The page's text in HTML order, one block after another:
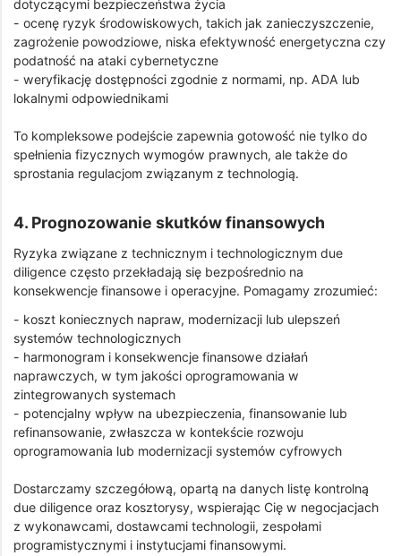
dotyczącymi bezpieczeństwa życia
- ocenę ryzyk środowiskowych, takich jak zanieczyszczenie,
zagrożenie powodziowe, niska efektywność energetyczna czy
podatność na ataki cybernetyczne
- weryfikację dostępności zgodnie z normami, np. ADA lub
lokalnymi odpowiednikami
To kompleksowe podejście zapewnia gotowość nie tylko do
spełnienia fizycznych wymogów prawnych, ale także do
sprostania regulacjom związanym z technologią.
4. Prognozowanie skutków finansowych
Ryzyka związane z technicznym i technologicznym due
diligence często przekładają się bezpośrednio na
konsekwencje finansowe i operacyjne. Pomagamy zrozumieć:
- koszt koniecznych napraw, modernizacji lub ulepszeń
systemów technologicznych
- harmonogram i konsekwencje finansowe działań
naprawczych, w tym jakości oprogramowania w
zintegrowanych systemach
- potencjalny wpływ na ubezpieczenia, finansowanie lub
refinansowanie, zwłaszcza w kontekście rozwoju
oprogramowania lub modernizacji systemów cyfrowych
Dostarczamy szczegółową, opartą na danych listę kontrolną
due diligence oraz kosztorysy, wspierając Cię w negocjacjach
z wykonawcami, dostawcami technologii, zespołami
programistycznymi i instytucjami finansowymi.